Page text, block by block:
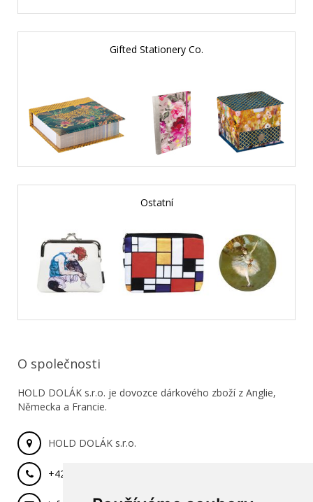
Gifted Stationery Co.
Ostatní
O společnosti
HOLD DOLÁK s.r.o. je dovozce dárkového zboží z Anglie,
Německa a Francie.
HOLD DOLÁK s.r.o.
+420 777 029 462